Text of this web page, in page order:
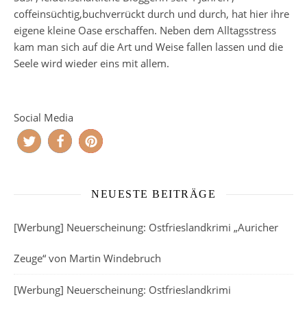
coffeinsüchtig,buchverrückt durch und durch, hat hier ihre
eigene kleine Oase erschaffen. Neben dem Alltagsstress
kam man sich auf die Art und Weise fallen lassen und die
Seele wird wieder eins mit allem.
Social Media
NEUESTE BEITRÄGE
[Werbung] Neuerscheinung: Ostfrieslandkrimi „Auricher
Zeuge“ von Martin Windebruch
[Werbung] Neuerscheinung: Ostfrieslandkrimi